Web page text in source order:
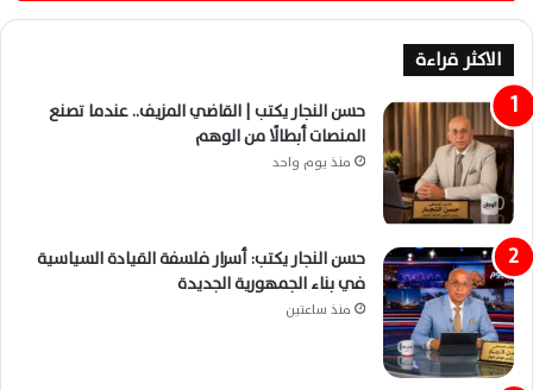
الاكثر قراءة
حسن النجار يكتب | القاضي المزيف.. عندما تصنع
المنصات أبطالًا من الوهم
منذ يوم واحد
حسن النجار يكتب: أسرار فلسفة القيادة السياسية
في بناء الجمهورية الجديدة
منذ ساعتين